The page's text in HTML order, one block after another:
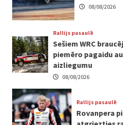
08/08/2026
Rallijs pasaulē
Sešiem WRC
piemēro pagaidu
aizliegumu
08/08/2026
Rallijs pasaulē
Rovanpera